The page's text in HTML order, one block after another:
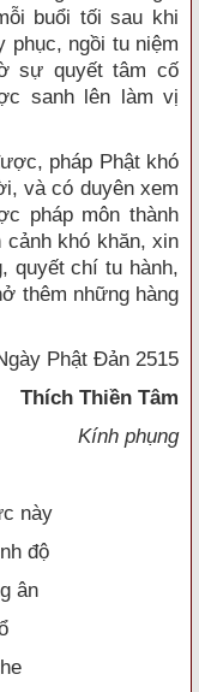
buổi tối sau khi
phục, ngồi tu niệm
sự quyết tâm cố
sanh lên làm vị
pháp Phật khó
và có duyên xem
pháp môn thành
cảnh khó khăn, xin
quyết chí tu hành,
thêm những hàng
Phật Đản 2515
Thích Thiền Tâm
Kính phụng
này
độ
ân